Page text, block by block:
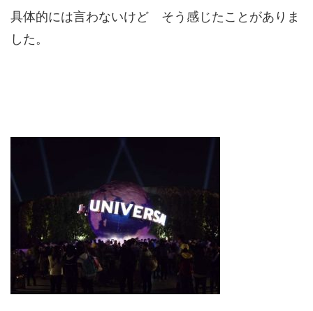
具体的には言わないけど そう感じたことがありま
した。